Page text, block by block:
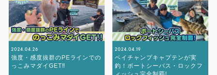
2024.04.26
強度・感度抜群のPEラインでの
っこみマダイGET‼︎
2024.04.19
ベイチャンプキャプテンが実
釣！ボートシーバス・ロックフ